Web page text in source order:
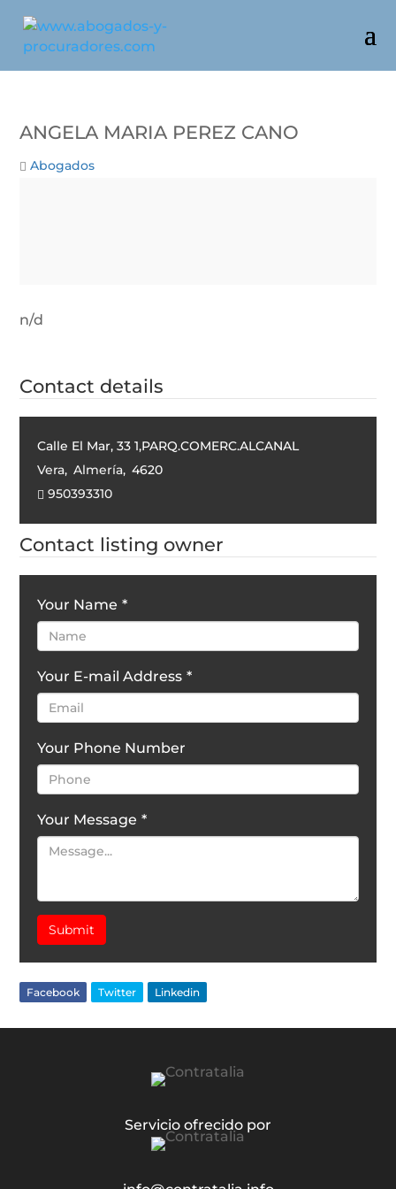
ANGELA MARIA PEREZ CANO
Abogados
n/d
Contact details
Calle El Mar, 33 1,PARQ.COMERC.ALCANAL
Vera, Almería, 4620
950393310
Contact listing owner
Your Name *
Your E-mail Address *
Your Phone Number
Your Message *
Submit
Facebook Twitter Linkedin
Servicio ofrecido por